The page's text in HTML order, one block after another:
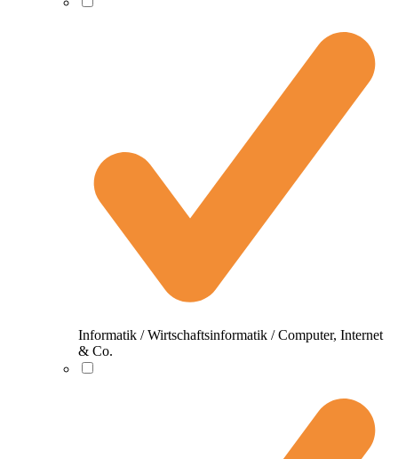
Informatik / Wirtschaftsinformatik / Computer, Internet
& Co.